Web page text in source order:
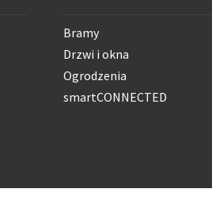
Bramy
Drzwi i okna
Ogrodzenia
smartCONNECTED